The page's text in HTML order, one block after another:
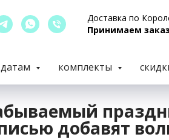
Доставка по
Принимаем
комплекты
добавят